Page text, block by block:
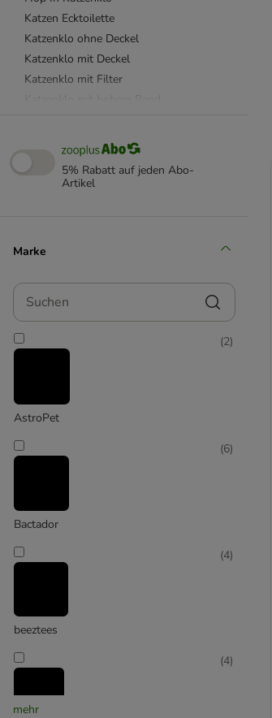
Katzen Ecktoilette
Katzenklo ohne Deckel
Katzenklo mit Deckel
Katzenklo mit Filter
Katzenklo mit Sieb
Katzenklo mit modernem Design
Geruchsfreies Katzenklo
Ferplast
kooa
Modkat
Simon's Cat
Trixie
5% Rabatt auf jeden Abo-
Artikel
Marke
Suchen
AstroPet
(2)
Bactador
(6)
beeztees
(4)
(4)
mehr